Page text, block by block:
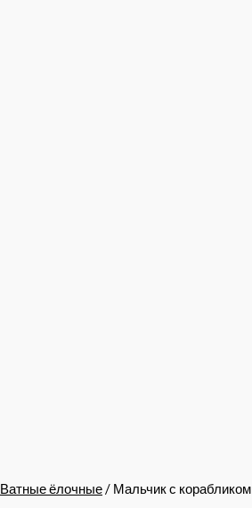
Ватные ёлочные/ Мальчик с корабликом